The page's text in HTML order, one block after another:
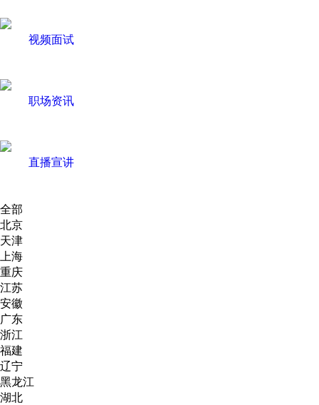
视频面试
职场资讯
直播宣讲
全部
北京
天津
上海
重庆
江苏
安徽
广东
浙江
福建
辽宁
黑龙江
湖北